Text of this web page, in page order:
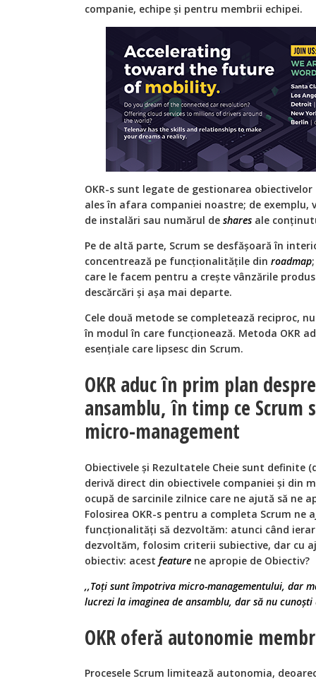
companie, echipe și pentru membrii echipei.
OKR-s sunt legate de gestionarea
ales în afara companiei noastre; de exemplu,
de instalări sau numărul de shares ale
Pe de altă parte, Scrum se desfășoară în
concentrează pe funcționalitățile din roadmap
care le facem pentru a crește vânzările
descărcări și așa mai departe.
Cele două metode se completează reciproc,
în modul în care funcționează. Metoda OKR
esențiale care lipsesc din Scrum.
OKR aduc în prim plan
ansamblu, în timp ce Scrum
micro-management
Obiectivele și Rezultatele Cheie sunt definite
derivă direct din obiectivele companiei și din
ocupă de sarcinile zilnice care ne ajută să ne
Folosirea OKR-s pentru a completa Scrum ne
funcționalități să dezvoltăm: atunci când
dezvoltăm, folosim criterii subiective, dar cu
obiectiv: acest feature ne apropie de Obiectiv?
,,Toți sunt împotriva micro-managementului, dar
lucrezi la imaginea de ansamblu, dar să nu
OKR oferă autonomie
Procesele Scrum limitează autonomia,